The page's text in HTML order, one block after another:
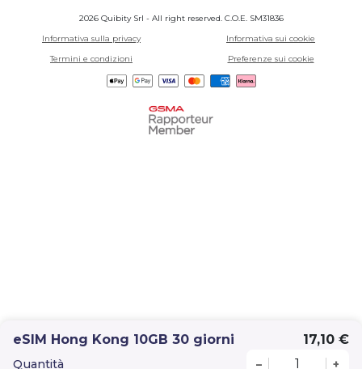
eSIM Hong Kong 10GB 30 giorni 17,10 €
Quantità – +
2026 Quibity Srl - All right reserved. C.O.E. SM31836
Informativa sulla privacy
Informativa sui cookie
Termini e condizioni
Preferenze sui cookie